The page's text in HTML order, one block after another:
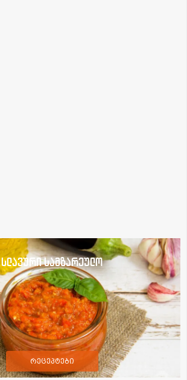
სლავური სამზარეულო
რეცეპტები